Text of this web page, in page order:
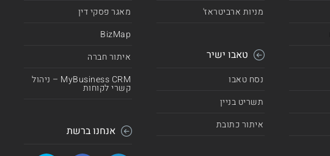
מניות ארביטראז'
טאבו ישיר
נסח טאבו
תשריט בניין
איתור כתובת
מאגר פסקי דין
BizMap
איתור חברה
MyBusiness CRM – ניהול
קשרי לקוחות
אנחנו ברשת